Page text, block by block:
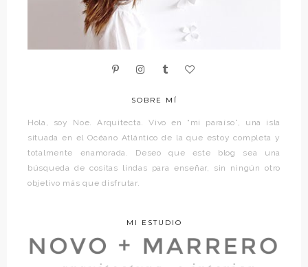
SOBRE MÍ
Hola, soy Noe. Arquitecta. Vivo en “mi paraíso”, una isla
situada en el Océano Atlántico de la que estoy completa y
totalmente enamorada. Deseo que este blog sea una
búsqueda de cositas lindas para enseñar, sin ningún otro
objetivo más que disfrutar.
MI ESTUDIO